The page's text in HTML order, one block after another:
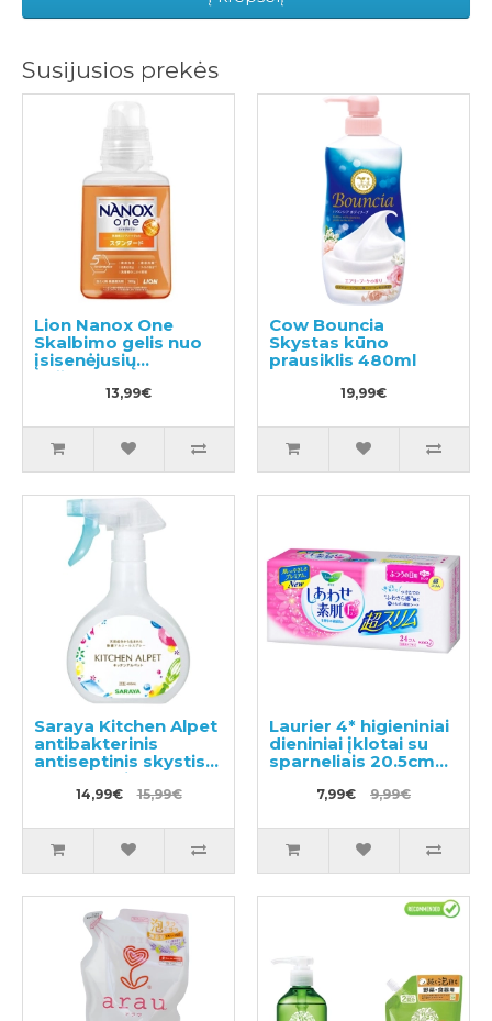
Susijusios prekės
Lion Nanox One
Skalbimo gelis nuo
įsisenėjusių
nešvarumų 380g
13,99€
Cow Bouncia
Skystas kūno
prausiklis 480ml
19,99€
Saraya Kitchen Alpet
antibakterinis
antiseptinis skystis
rankų odai 400ml
14,99€ 15,99€
Laurier 4* higieniniai
dieniniai įklotai su
sparneliais 20.5cm
7,99€ 9,99€